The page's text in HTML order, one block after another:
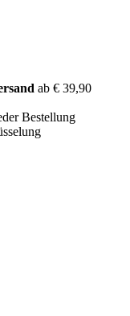
ab € 39,90
Bestellung